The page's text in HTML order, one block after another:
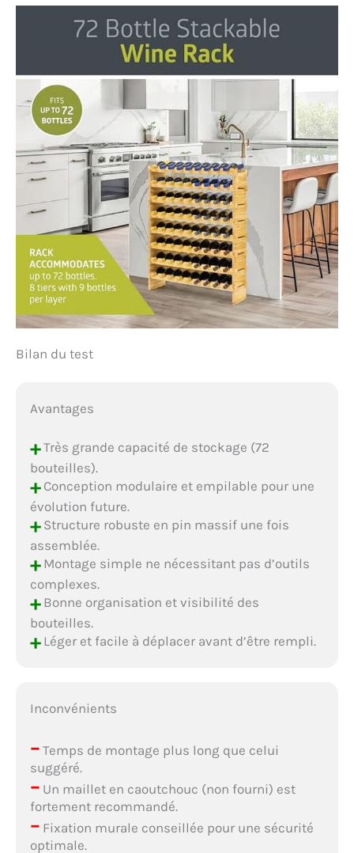
Bilan du test
Avantages
+Très grande capacité de stockage (72
bouteilles).
+Conception modulaire et empilable pour une
évolution future.
+Structure robuste en pin massif une fois
assemblée.
+Montage simple ne nécessitant pas d’outils
complexes.
+Bonne organisation et visibilité des
bouteilles.
+Léger et facile à déplacer avant d’être rempli.
Inconvénients
–Temps de montage plus long que celui
suggéré.
–Un maillet en caoutchouc (non fourni) est
fortement recommandé.
–Fixation murale conseillée pour une sécurité
optimale.